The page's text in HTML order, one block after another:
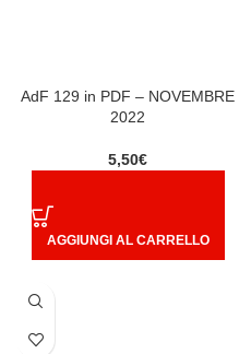
AdF 129 in PDF – NOVEMBRE
2022
5,50€
AGGIUNGI AL CARRELLO